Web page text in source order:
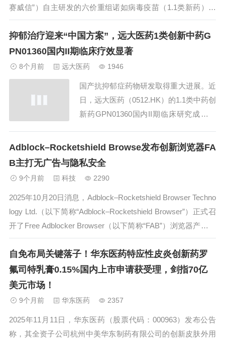
赛威信”）自主研发的六价重组诺如病毒疫苗（1.1类新药）Ⅱ
期临床试验启动会在广西岑溪市疾病预防控制中心成功举行。
该疫苗是目前全球临床进展最快的六价诺如疫苗，采用先进的
重组病毒样颗粒（...
抑郁治疗迎来“中国方案”，远大医药1类创新中药G
PN01360国内II期临床疗效显著
8个月前 远大医药 1946
国产抗抑郁症药物研发取得重大进展。近
日，远大医药（0512.HK）的1.1类中药创
新药GPN01360国内II期临床研究成功达
性优势，有望成为我国抑郁症患者的新治
疗选择，并为全球抑郁症治疗贡献中国力
量。...
Adblock–Rocketshield Browse发布创新浏览器FA
B主打无广告与隐私安全
9个月前 科技 2290
2025年10月20日消息，Adblock–Rocketshield Browser Techno
logy Ltd.（以下简称“Adblock–Rocketshield Browser”）正式召
开了Free Adblocker Browser（以下简称“FAB”）浏览器产品发
布会，这是继2...
自免布局关键落子！华东医药特应性皮炎创新药罗
氟司特乳膏0.15%国内上市申请获受理，剑指70亿
美元市场！
9个月前 华东医药 2357
2025年11月11日，华东医药（股票代码：000963）发布公告
称，其全资子公司杭州中美华东制药有限公司的创新皮肤外用